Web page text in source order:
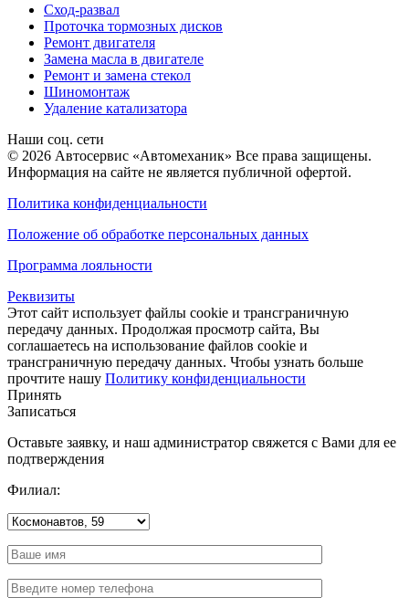
Сход-развал
Проточка тормозных дисков
Ремонт двигателя
Замена масла в двигателе
Ремонт и замена стекол
Шиномонтаж
Удаление катализатора
Наши соц. сети
© 2026 Автосервис «Автомеханик» Все права защищены.
Информация на сайте не является публичной офертой.
Политика конфиденциальности
Положение об обработке персональных данных
Программа лояльности
Реквизиты
Этот сайт использует файлы cookie и трансграничную
передачу данных. Продолжая просмотр сайта, Вы
соглашаетесь на использование файлов cookie и
трансграничную передачу данных. Чтобы узнать больше
прочтите нашу Политику конфиденциальности
Принять
Записаться
Оставьте заявку, и наш администратор свяжется с Вами для ее
подтверждения
Филиал: